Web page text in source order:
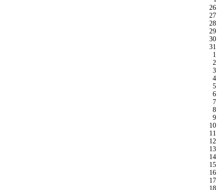
26
27
28
29
30
31
1
2
3
4
5
6
7
8
9
10
11
12
13
14
15
16
17
18